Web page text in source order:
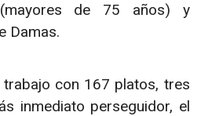
de 75 años) y
Damas.
con 167 platos, tres
inmediato perseguidor, el